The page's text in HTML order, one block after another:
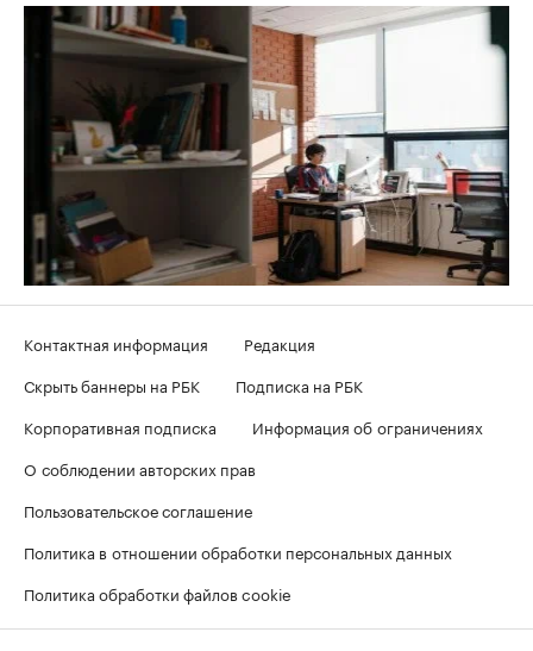
Контактная информация
Редакция
Скрыть баннеры на РБК
Подписка на РБК
Корпоративная подписка
Информация об ограничениях
О соблюдении авторских прав
Пользовательское соглашение
Политика в отношении обработки персональных данных
Политика обработки файлов cookie